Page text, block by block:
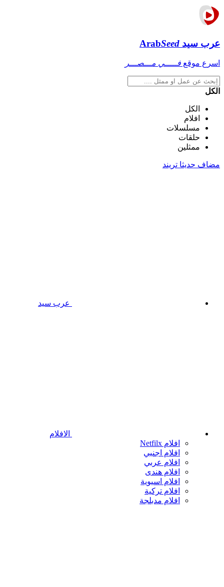
عرب سيد ArabSeed
اسرع موقع فـــــي مـــصـــر
الكل
الكل
افلام
مسلسلات
حلقات
ممثلين
مضاف حديثا تريند
عرب سيد
الافلام
افلام Netfilx
افلام اجنبي
افلام عربي
افلام هندى
افلام اسيوية
افلام تركية
افلام مدبلجة